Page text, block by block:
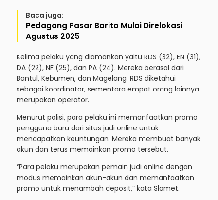
Baca juga:
Pedagang Pasar Barito Mulai Direlokasi
Agustus 2025
Kelima pelaku yang diamankan yaitu RDS (32), EN (31),
DA (22), NF (25), dan PA (24). Mereka berasal dari
Bantul, Kebumen, dan Magelang. RDS diketahui
sebagai koordinator, sementara empat orang lainnya
merupakan operator.
Menurut polisi, para pelaku ini memanfaatkan promo
pengguna baru dari situs judi online untuk
mendapatkan keuntungan. Mereka membuat banyak
akun dan terus memainkan promo tersebut.
“Para pelaku merupakan pemain judi online dengan
modus memainkan akun-akun dan memanfaatkan
promo untuk menambah deposit,” kata Slamet.